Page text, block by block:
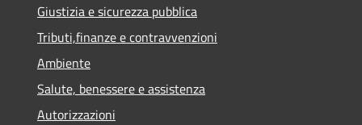
Giustizia e sicurezza pubblica
Tributi,finanze e contravvenzioni
Ambiente
Salute, benessere e assistenza
Autorizzazioni